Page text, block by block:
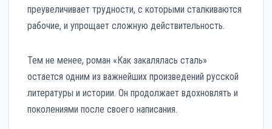
преувеличивает трудности, с которыми сталкиваются
рабочие, и упрощает сложную действительность.
Тем не менее, роман «Как закалялась сталь»
остается одним из важнейших произведений русской
литературы и истории. Он продолжает вдохновлять и
поколениями после своего написания.